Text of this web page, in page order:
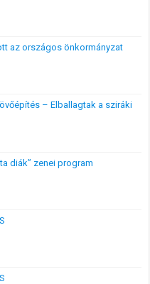
az országos önkormányzat
– Elballagtak a sziráki
diák” zenei program